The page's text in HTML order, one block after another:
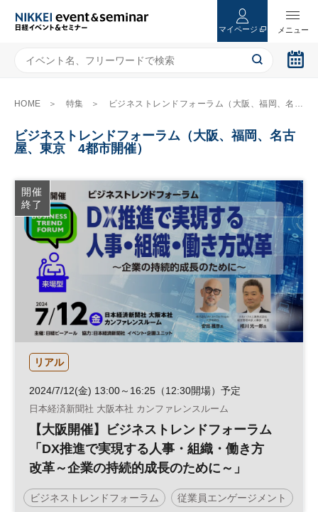
マイページ
HOME 特集 ビジネストレンドフォーラム（大阪、福岡、名古屋、東京 4都市開催）
ビジネストレンドフォーラム（大阪、福岡、名古
屋、東京 4都市開催）
開催
終了
リアル
2024/7/12(金) 13:00～16:25（12:30開場）予定
日本経済新聞社 大阪本社 カンファレンスルーム
【大阪開催】ビジネストレンドフォーラム
「DX推進で実現する人事・組織・働き方
改革～企業の持続的成長のために～」
ビジネストレンドフォーラム 従業員エンゲージメント